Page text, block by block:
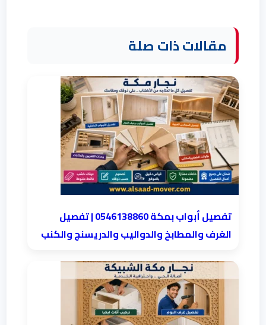
مقالات ذات صلة
تفصيل أبواب بمكة 0546138860 | تفصيل
الغرف والمطابخ والدواليب والدريسنج والكنب